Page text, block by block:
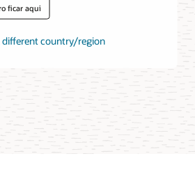
ficar aqui
different country/region
rede mais rápidos e
atual.